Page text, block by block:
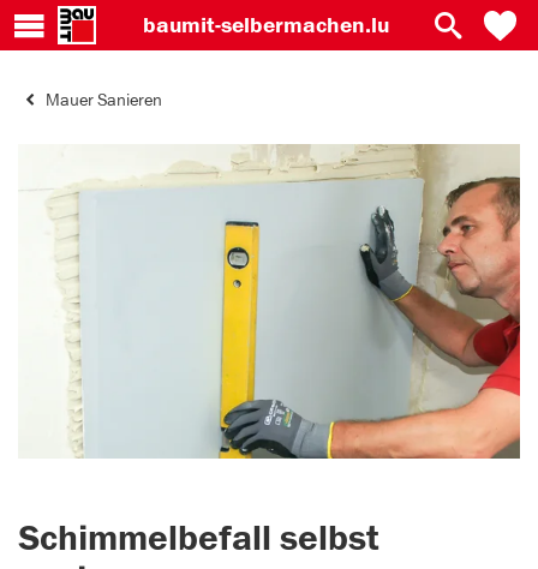
baumit-selbermachen.lu
Mauer Sanieren
Schimmelbefall selbst